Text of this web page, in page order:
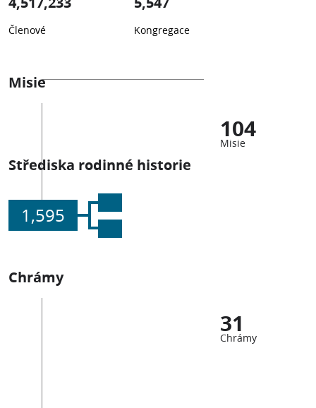
Členové Kongregace
Misie
104
Misie
Střediska rodinné historie
1,595
Chrámy
31
Chrámy